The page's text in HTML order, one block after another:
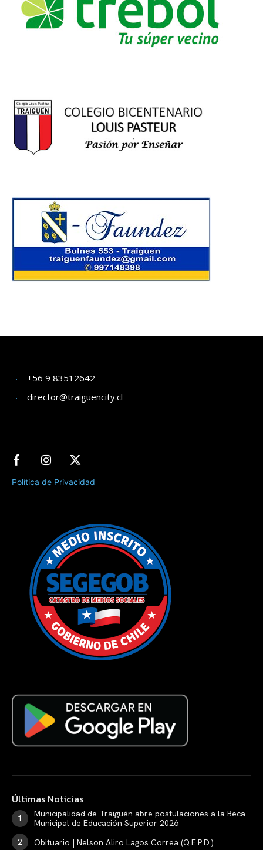
+56 9 83512642
director@traiguencity.cl
Política de Privacidad
Últimas Noticias
Municipalidad de Traiguén abre postulaciones a la Beca
Municipal de Educación Superior 2026
Obituario | Nelson Aliro Lagos Correa (Q.E.P.D.)